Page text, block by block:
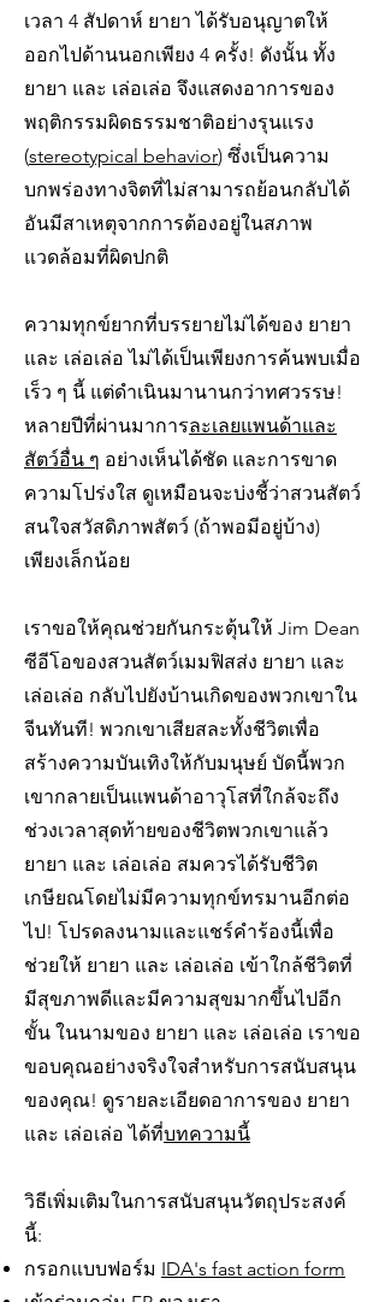
เวลา 4 สัปดาห์ ยายา ได้รับอนุญาตให้
ออกไปด้านนอกเพียง 4 ครั้ง! ดังนั้น ทั้ง
ยายา และ เล่อเล่อ จึงแสดงอาการของ
พฤติกรรมผิดธรรมชาติอย่างรุนแรง
(stereotypical behavior) ซึ่งเป็นความ
บกพร่องทางจิตที่ไม่สามารถย้อนกลับได้
อันมีสาเหตุจากการต้องอยู่ในสภาพ
แวดล้อมที่ผิดปกติ
ความทุกข์ยากที่บรรยายไม่ได้ของ ยายา
และ เล่อเล่อ ไม่ได้เป็นเพียงการค้นพบเมื่อ
เร็ว ๆ นี้ แต่ดำเนินมานานกว่าทศวรรษ!
หลายปีที่ผ่านมาการละเลยแพนด้าและ
สัตว์อื่น ๆ อย่างเห็นได้ชัด และการขาด
ความโปร่งใส ดูเหมือนจะบ่งชี้ว่าสวนสัตว์
สนใจสวัสดิภาพสัตว์ (ถ้าพอมีอยู่บ้าง)
เพียงเล็กน้อย
เราขอให้คุณช่วยกันกระตุ้นให้ Jim Dean
ซีอีโอของสวนสัตว์เมมฟิสส่ง ยายา และ
เล่อเล่อ กลับไปยังบ้านเกิดของพวกเขาใน
จีนทันที! พวกเขาเสียสละทั้งชีวิตเพื่อ
สร้างความบันเทิงให้กับมนุษย์ บัดนี้พวก
เขากลายเป็นแพนด้าอาวุโสที่ใกล้จะถึง
ช่วงเวลาสุดท้ายของชีวิตพวกเขาแล้ว
ยายา และ เล่อเล่อ สมควรได้รับชีวิต
เกษียณโดยไม่มีความทุกข์ทรมานอีกต่อ
ไป! โปรดลงนามและแชร์คำร้องนี้เพื่อ
ช่วยให้ ยายา และ เล่อเล่อ เข้าใกล้ชีวิตที่
มีสุขภาพดีและมีความสุขมากขึ้นไปอีก
ขั้น ในนามของ ยายา และ เล่อเล่อ เราขอ
ขอบคุณอย่างจริงใจสำหรับการสนับสนุน
ของคุณ! ดูรายละเอียดอาการของ ยายา
และ เล่อเล่อ ได้ที่บทความนี้
วิธีเพิ่มเติมในการสนับสนุนวัตถุประสงค์
นี้:
กรอกแบบฟอร์ม IDA's fast action form